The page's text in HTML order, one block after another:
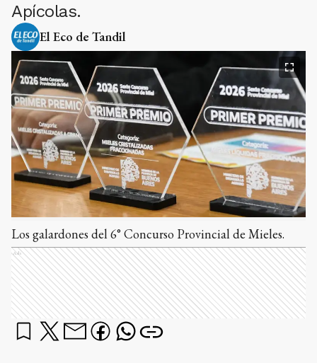
Apícolas.
El Eco de Tandil
Los galardones del 6° Concurso Provincial de Mieles.
Ads